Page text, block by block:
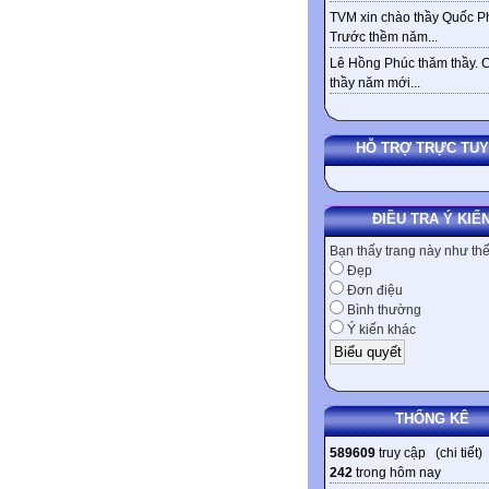
TVM xin chào thầy Quốc
Trước thềm năm...
Lê Hồng Phúc thăm thầy.
thầy năm mới...
HỖ TRỢ TRỰC
ĐIỀU TRA Ý
Bạn thấy trang này như
Đẹp
Đơn điệu
Bình thường
Ý kiến khác
THỐNG KÊ
589609 truy cập (chi tiết)
242 trong hôm nay